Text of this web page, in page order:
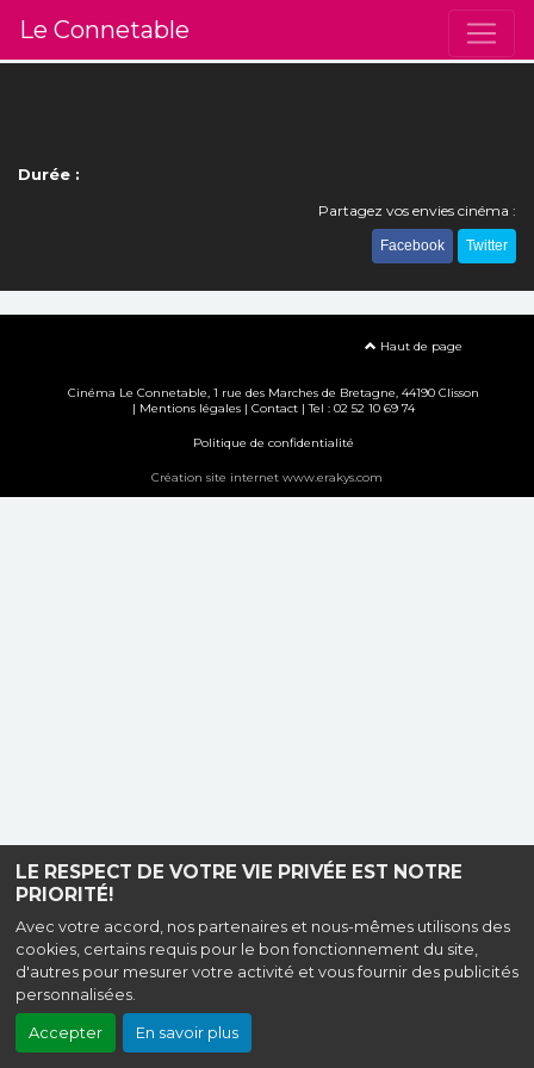
LE RESPECT DE VOTRE VIE PRIVÉE EST NOTRE
PRIORITÉ!
Avec votre accord, nos partenaires et nous-mêmes utilisons des
cookies, certains requis pour le bon fonctionnement du site,
d'autres pour mesurer votre activité et vous fournir des publicités
personnalisées.
Accepter En savoir plus
Le Connetable
Durée :
Partagez vos envies cinéma :
Facebook Twitter
Haut de page
Cinéma Le Connetable, 1 rue des Marches de Bretagne, 44190 Clisson
| Mentions légales| Contact| Tel : 02 52 10 69 74
Politique de confidentialité
Création site internet www.erakys.com